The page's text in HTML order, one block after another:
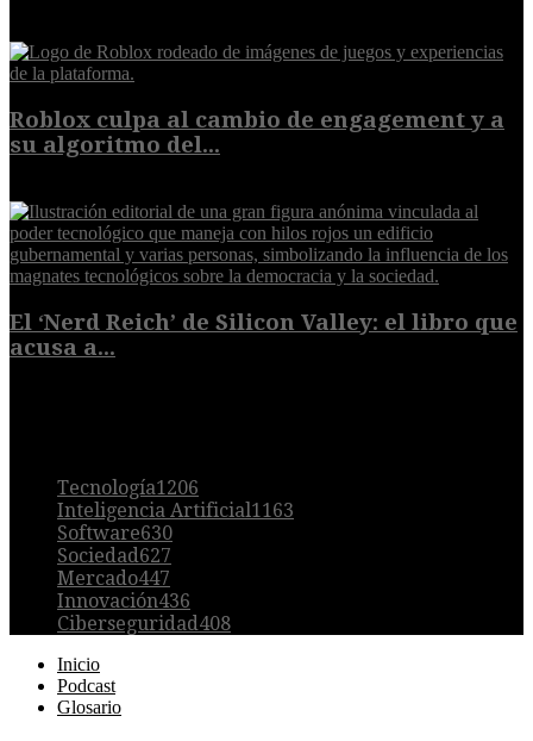
Roblox culpa al cambio de engagement y a
su algoritmo del...
El ‘Nerd Reich’ de Silicon Valley: el libro que
acusa a...
Tecnología1206
Inteligencia Artificial1163
Software630
Sociedad627
Mercado447
Innovación436
Ciberseguridad408
Inicio
Podcast
Glosario